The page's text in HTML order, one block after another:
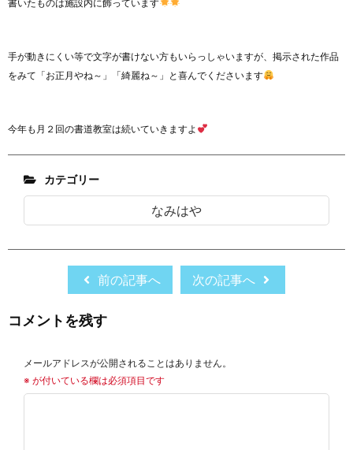
書いたものは施設内に飾っています
手が動きにくい等で文字が書けない方もいらっしゃいますが、掲示された作品
をみて「お正月やね～」「綺麗ね～」と喜んでくださいます
今年も月２回の書道教室は続いていきますよ
カテゴリー
なみはや
前の記事へ 次の記事へ
コメントを残す
メールアドレスが公開されることはありません。
※ が付いている欄は必須項目です